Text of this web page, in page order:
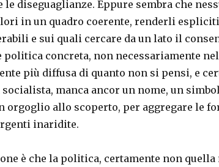
le diseguaglianze. Eppure sembra che
in un quadro coerente, renderli
e sui quali cercare da un lato il
politica concreta, non necessariamente
più diffusa di quanto non si pensi, e
manca ancor un nome, un
orgoglio allo scoperto, per aggregare le
inaridite.
è che la politica, certamente non